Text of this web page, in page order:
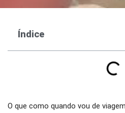
Índice
O que como quando vou de